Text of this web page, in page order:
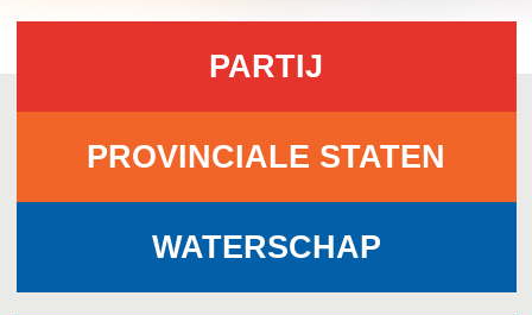
PARTIJ
PROVINCIALE STATEN
WATERSCHAP